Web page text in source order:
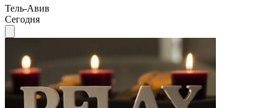
Тель-Авив
Сегодня